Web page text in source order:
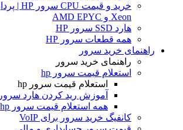
Xeon و AMD EPYC
هارد SSD سرور HP
همه قطعات سرور HP
راهنمای خرید سرور
راهنمای خرید سرور
استعلام قیمت سرور hp
استعلام قیمت سرور hp
آموزش ريد كردن هارد سرور HP
همه استعلام قیمت سرور hp
کانفیگ خرید سرور برای VoIP